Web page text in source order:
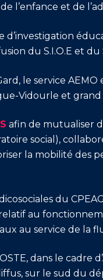
l’enfance et de
d’investigation
du S.I.O.E et du
le service
Vidourle et grand
afin de mutualiser
social),
la mobilité des
du
au
au service de la
dans le cadre
sur le sud du